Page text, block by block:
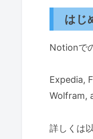
はじ
Notionで
Expedia,
Wolfram,
詳しくは